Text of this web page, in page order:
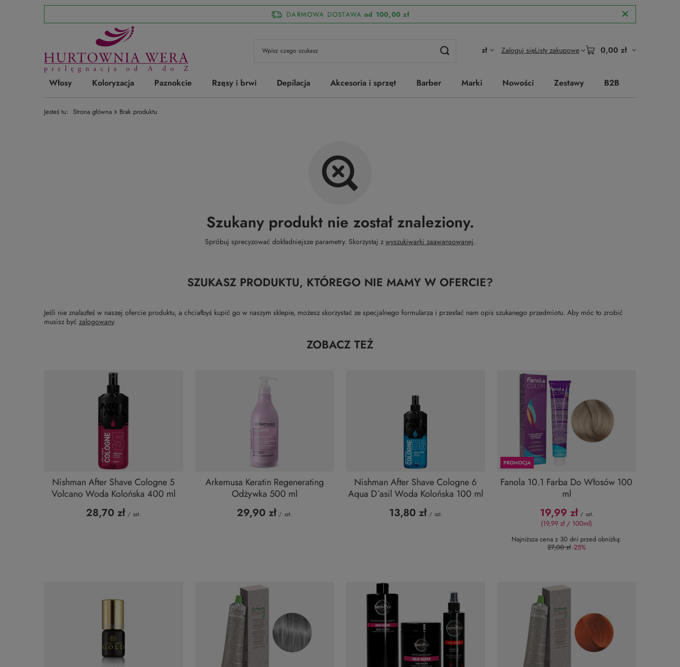
DARMOWA DOSTAWA od 100,00 zł
zł Zaloguj sięListy zakupowe 0,00 zł
Włosy Koloryzacja Paznokcie Rzęsy i brwi Depilacja Akcesoria i sprzęt Barber Marki Nowości Zestawy B2B
Jesteś tu: Strona główna Brak produktu
Szukany produkt nie został znaleziony.
Spróbuj sprecyzować dokładniejsze parametry. Skorzystaj z wyszukiwarki zaawansowanej.
SZUKASZ PRODUKTU, KTÓREGO NIE MAMY W OFERCIE?
Jeśli nie znalazłeś w naszej ofercie produktu, a chciałbyś kupić go w naszym sklepie, możesz skorzystać ze specjalnego formularza i przesłać nam opis szukanego przedmiotu. Aby móc to zrobić
musisz być zalogowany.
ZOBACZ TEŻ
Nishman After Shave Cologne 5
Volcano Woda Kolońska 400 ml
28,70 zł / szt.
Arkemusa Keratin Regenerating
Odżywka 500 ml
29,90 zł / szt.
Nishman After Shave Cologne 6
Aqua D`asil Woda Kolońska 100 ml
13,80 zł / szt.
PROMOCJA
Fanola 10.1 Farba Do Włosów 100
ml
19,99 zł / szt.
(19,99 zł / 100ml)
Najniższa cena z 30 dni przed obniżką:
27,00 zł-25%